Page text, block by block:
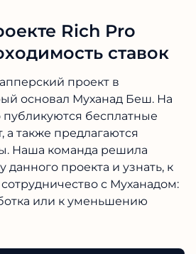
Rich Pro
ставок
проект в
основал Муханад Беш. На
бесплатные
а также предлагаются
Наша команда решила
данного проекта и узнать, к
с Муханадом:
или к уменьшению